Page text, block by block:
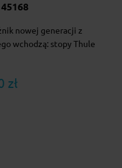
nowej generacji z
wchodzą: stopy Thule
zł